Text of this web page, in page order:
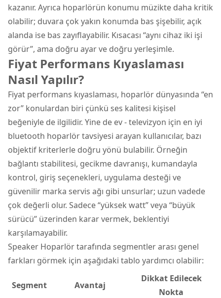
kazanır. Ayrıca hoparlörün konumu müzikte daha kritik
olabilir; duvara çok yakın konumda bas şişebilir, açık
alanda ise bas zayıflayabilir. Kısacası “aynı cihaz iki işi
görür”, ama doğru ayar ve doğru yerleşimle.
Fiyat Performans Kıyaslaması
Nasıl Yapılır?
Fiyat performans kıyaslaması, hoparlör dünyasında “en
zor” konulardan biri çünkü ses kalitesi kişisel
beğeniyle de ilgilidir. Yine de ev - televizyon için en iyi
bluetooth hoparlör tavsiyesi arayan kullanıcılar, bazı
objektif kriterlerle doğru yönü bulabilir. Örneğin
bağlantı stabilitesi, gecikme davranışı, kumandayla
kontrol, giriş seçenekleri, uygulama desteği ve
güvenilir marka servis ağı gibi unsurlar; uzun vadede
çok değerli olur. Sadece “yüksek watt” veya “büyük
sürücü” üzerinden karar vermek, beklentiyi
karşılamayabilir.
Speaker Hoparlör tarafında segmentler arası genel
farkları görmek için aşağıdaki tablo yardımcı olabilir:
Segment Avantaj
Dikkat Edilecek
Nokta